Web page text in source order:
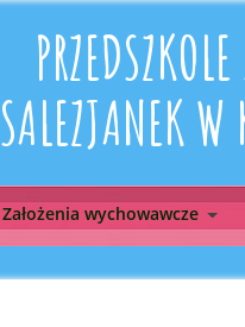
SALEZJANEK W
Założenia wychowawcze